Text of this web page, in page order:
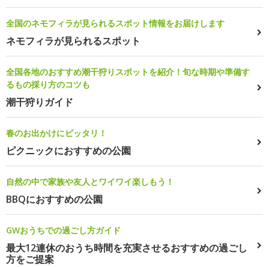
全国のネモフィラが見られるスポット情報をお届けします
ネモフィラが見られるスポット
全国各地のおすすめ潮干狩りスポットを紹介！旬な時期や準備す
るもの採り方のコツも
潮干狩りガイド
春のお出かけにピッタリ！
ピクニックにおすすめの公園
自然の中で家族や友人とワイワイ楽しもう！
BBQにおすすめの公園
GWおうちでの過ごし方ガイド
最大12連休のおうち時間を充実させるおすすめの過ごし
方をご提案